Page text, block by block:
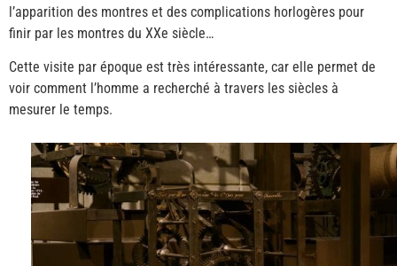
l’apparition des montres et des complications horlogères pour
finir par les montres du XXe siècle…
Cette visite par époque est très intéressante, car elle permet de
voir comment l’homme a recherché à travers les siècles à
mesurer le temps.